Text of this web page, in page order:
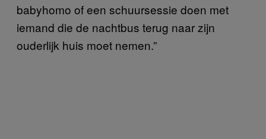
babyhomo of een schuursessie doen met
iemand die de nachtbus terug naar zijn
ouderlijk huis moet nemen.”